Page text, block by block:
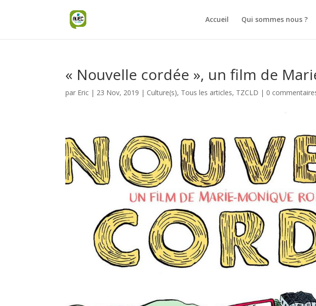
Accueil Qui sommes nous ?
« Nouvelle cordée », un film de
par Eric | 23 Nov, 2019 | Culture(s), Tous les articles, TZCLD | 0